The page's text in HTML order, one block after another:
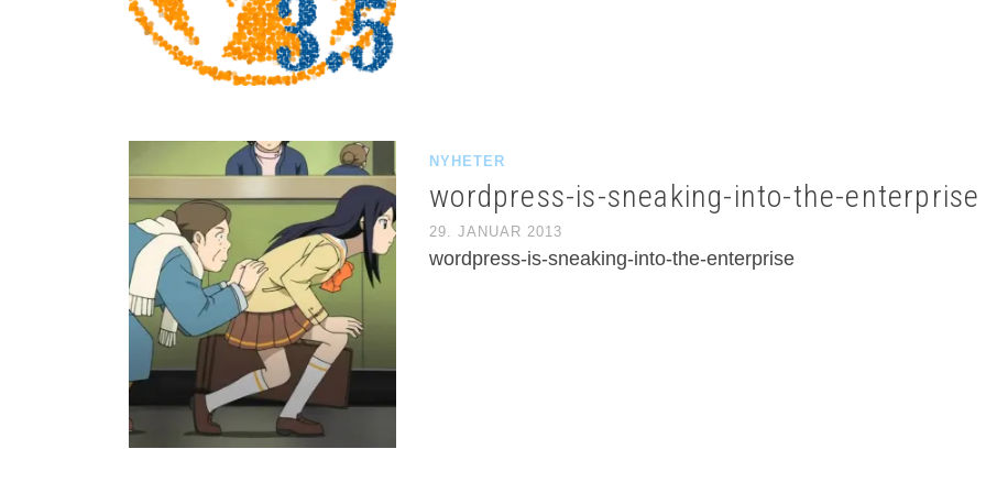
NYHETER
wordpress-is-sneaking-into-the-enterprise
29. JANUAR 2013
wordpress-is-sneaking-into-the-enterprise